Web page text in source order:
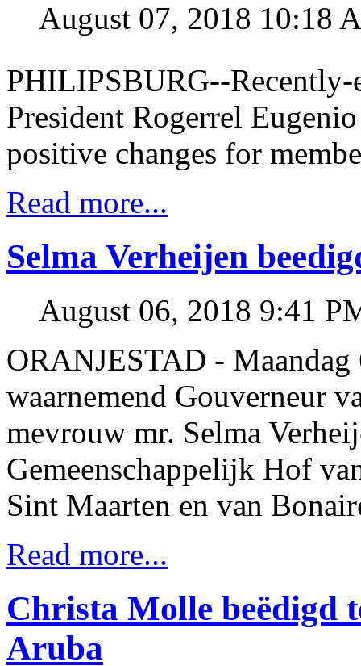
August 07, 2018 10:18
PHILIPSBURG--
President Rogerrel
positive changes for
Read more...
Selma Verheijen
August 06, 2018 9:41
ORANJESTAD -
waarnemend Gouverneur
mevrouw mr. Selma
Gemeenschappelijk Hof
Sint Maarten en van
Read more...
Christa Molle beëdigd
Aruba